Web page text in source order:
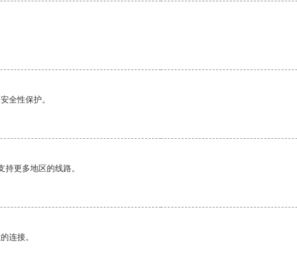
全性保护。
更多地区的线路。
连接。